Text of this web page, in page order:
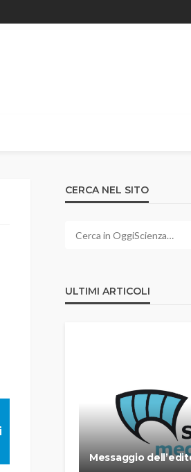
CERCA NEL SITO
ULTIMI ARTICOLI
Messaggio